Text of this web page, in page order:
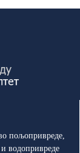
пољопривреде,
водопривреде